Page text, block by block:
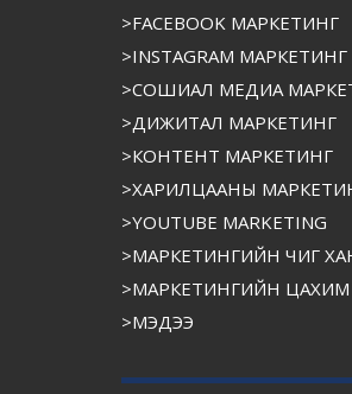
>FACEBOOK МАРКЕТИНГ
>INSTAGRAM МАРКЕТИНГ
>СОШИАЛ МЕДИА
>ДИЖИТАЛ МАРКЕТИНГ
>КОНТЕНТ МАРКЕТИНГ
>ХАРИЛЦААНЫ
>YOUTUBE MARKETING
>МАРКЕТИНГИЙН ЧИГ
>МАРКЕТИНГИЙН
>МЭДЭЭ